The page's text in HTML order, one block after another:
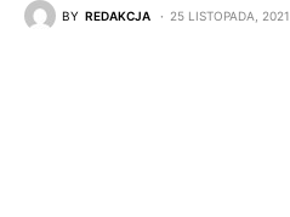
BY REDAKCJA 25 LISTOPADA, 2021